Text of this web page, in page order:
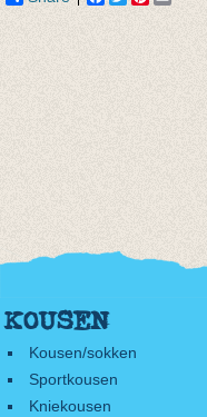
KOUSEN
Kousen/sokken
Sportkousen
Kniekousen